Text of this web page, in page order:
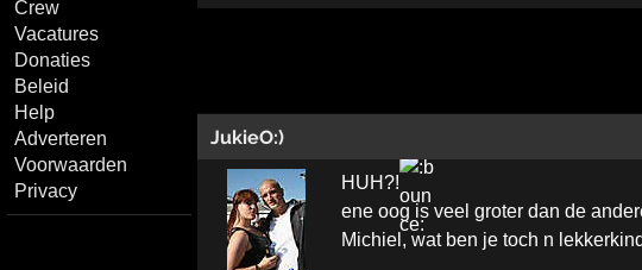
Crew
Vacatures
Donaties
Beleid
Help
Adverteren
Voorwaarden
Privacy
JukieO:)
HUH?!
ene oog is veel groter dan de
Michiel, wat ben je toch n lekkerkind